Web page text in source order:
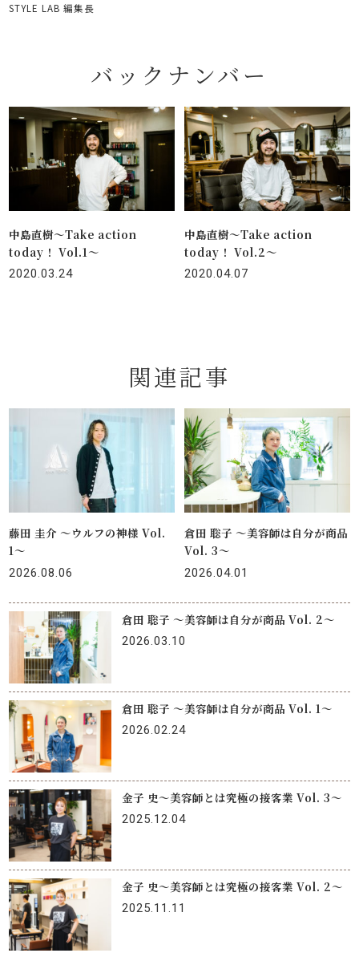
STYLE LAB 編集長
バックナンバー
中島直樹〜Take action
today！ Vol.1〜
2020.03.24
中島直樹〜Take action
today！ Vol.2〜
2020.04.07
関連記事
藤田 圭介 〜ウルフの神様 Vol.
1〜
2026.08.06
倉田 聡子 〜美容師は自分が商品
Vol. 3〜
2026.04.01
倉田 聡子 〜美容師は自分が商品 Vol. 2〜
2026.03.10
倉田 聡子 〜美容師は自分が商品 Vol. 1〜
2026.02.24
金子 史〜美容師とは究極の接客業 Vol. 3〜
2025.12.04
金子 史〜美容師とは究極の接客業 Vol. 2〜
2025.11.11